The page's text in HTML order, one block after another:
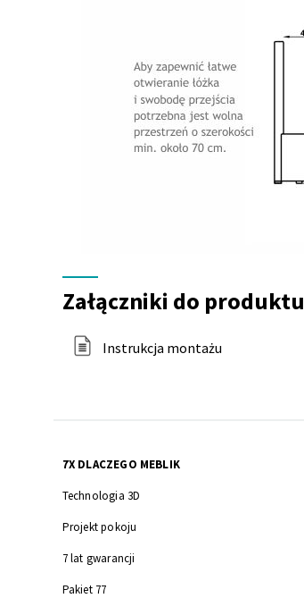
do
produktu
Załączniki do produktu
Instrukcja montażu
7X DLACZEGO MEBLIK
Technologia 3D
Projekt pokoju
7 lat gwarancji
Pakiet 77